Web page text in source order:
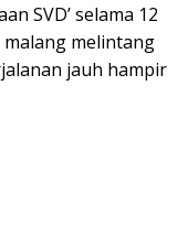
SVD’ selama 12
melintang
jauh hampir